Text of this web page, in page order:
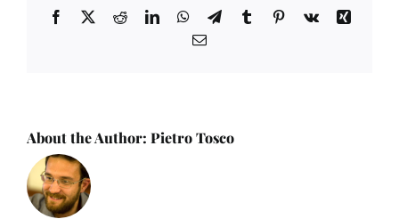
Facebook
X RedditLinkedInWhatsApp
TelegramTumblrPinterest
Vk
Xing
Email
About the Author: Pietro Tosco